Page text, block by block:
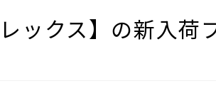
レックス】の新入荷